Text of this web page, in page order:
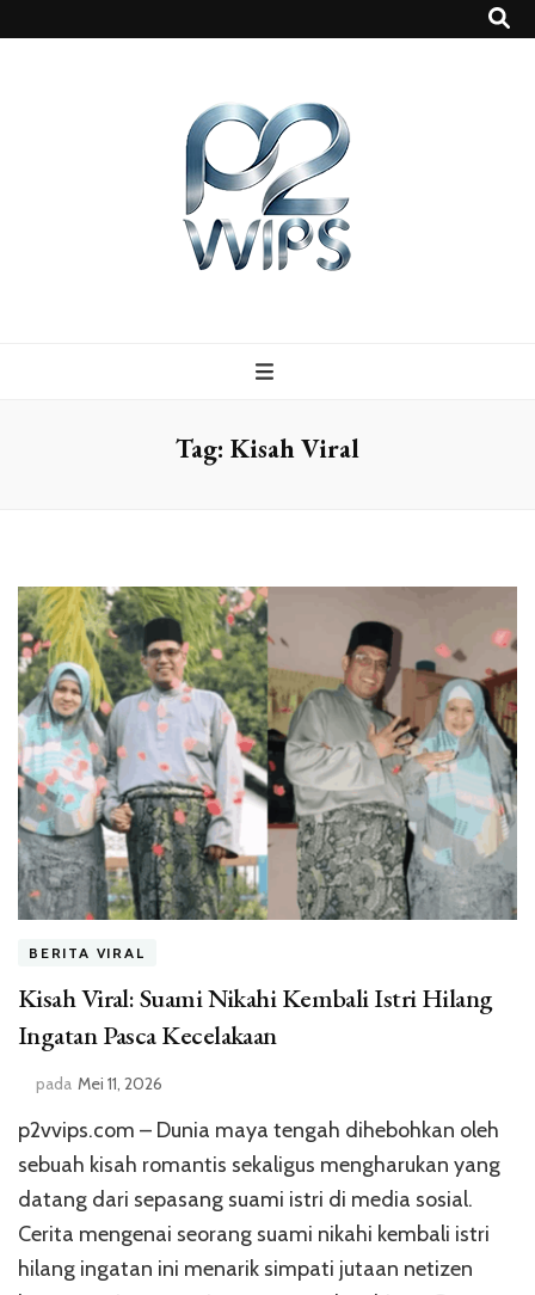
Tag: Kisah Viral
BERITA VIRAL
Kisah Viral: Suami Nikahi Kembali Istri Hilang
Ingatan Pasca Kecelakaan
pada Mei 11, 2026
p2vvips.com – Dunia maya tengah dihebohkan oleh
sebuah kisah romantis sekaligus mengharukan yang
datang dari sepasang suami istri di media sosial.
Cerita mengenai seorang suami nikahi kembali istri
hilang ingatan ini menarik simpati jutaan netizen